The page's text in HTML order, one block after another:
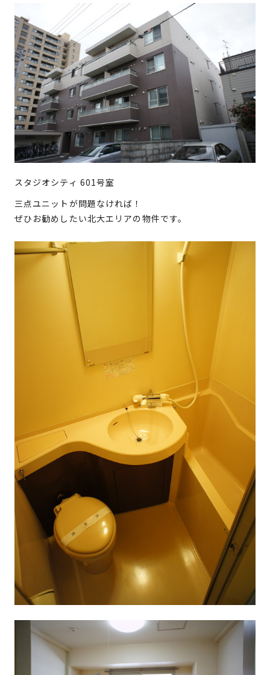
スタジオシティ 601号室
三点ユニットが問題なければ！
ぜひお勧めしたい北大エリアの物件です。